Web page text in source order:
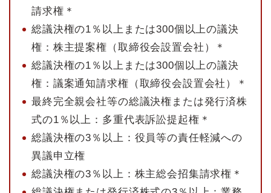
請求権＊
総議決権の1％以上または300個以上の議決
権：株主提案権（取締役会設置会社）＊
総議決権の1％以上または300個以上の議決
権：議案通知請求権（取締役会設置会社）＊
最終完全親会社等の総議決権または発行済株
式の1％以上：多重代表訴訟提起権＊
総議決権の3％以上：役員等の責任軽減への
異議申立権
総議決権の3％以上：株主総会招集請求権＊